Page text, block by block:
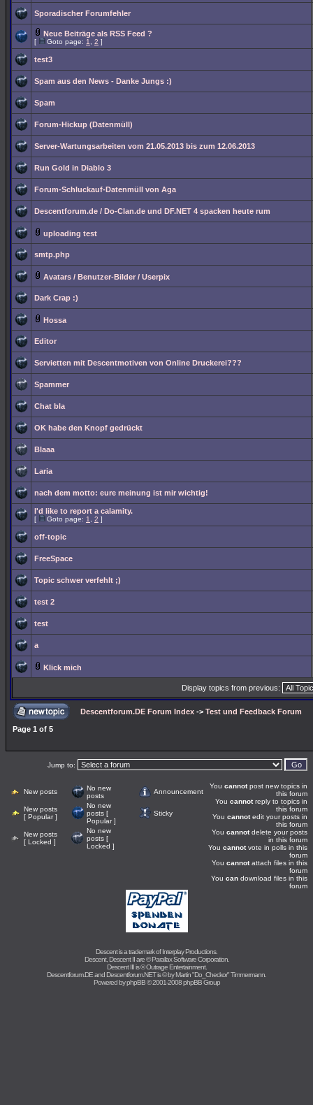
Sporadischer Forumfehler
Neue Beiträge als RSS Feed ?
[ Goto page: 1 2 ]
test3
Spam aus den News - Danke Jungs :)
Spam
Forum-Hickup (Datenmüll)
Server-Wartungsarbeiten vom 21.05.2013 bis zum 12.06.2013
Run Gold in Diablo 3
Forum-Schluckauf-Datenmüll von Aga
Descentforum.de / Do-Clan.de und DF.NET 4 spacken heute rum
uploading test
smtp.php
Avatars / Benutzer-Bilder / Userpix
Dark Crap :)
Hossa
Editor
Servietten mit Descentmotiven von Online Druckerei???
Spammer
Chat bla
OK habe den Knopf gedrückt
Blaaa
Laria
nach dem motto: eure meinung ist mir wichtig!
I'd like to report a calamity.
[ Goto page: 1 2 ]
off-topic
FreeSpace
Topic schwer verfehlt ;)
test 2
test
a
Klick mich
Display topics from previous:
Descentforum.DE Forum Index -> Test und Feedback Forum
Page 1 of 5
Jump to:
New posts
No new
posts
Announcement
New posts
[ Popular ]
No new
posts [
Popular ]
Sticky
New posts
[ Locked ]
No new
posts [
Locked ]
You cannotpost new topics in
this forum
You cannotreply to topics in
this forum
You cannotedit your posts in
this forum
You cannotdelete your posts
in this forum
You cannotvote in polls in this
forum
You cannotattach files in this
forum
You can download files in this
forum
Descent is a trademark ofInterplay Productions.
Descent, Descent II are ©Parallax Software Corporation.
Descent III is ©Outrage Entertainment.
Descentforum.DE and Descentforum.NET is © byMartin "Do_Checkor" Timmermann
Powered byphpBB© 2001-2008 phpBB Group